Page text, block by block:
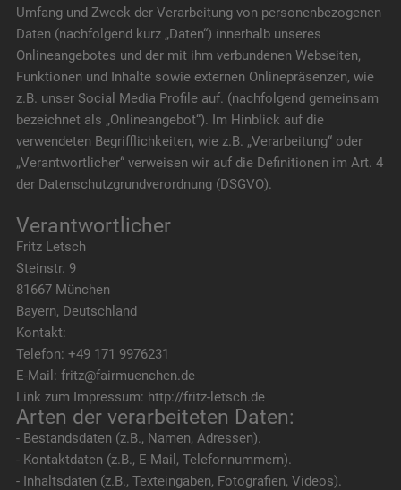
Umfang und Zweck der Verarbeitung von personenbezogenen
Daten (nachfolgend kurz „Daten“) innerhalb unseres
Onlineangebotes und der mit ihm verbundenen Webseiten,
Funktionen und Inhalte sowie externen Onlinepräsenzen, wie
z.B. unser Social Media Profile auf. (nachfolgend gemeinsam
bezeichnet als „Onlineangebot“). Im Hinblick auf die
verwendeten Begrifflichkeiten, wie z.B. „Verarbeitung“ oder
„Verantwortlicher“ verweisen wir auf die Definitionen im Art. 4
der Datenschutzgrundverordnung (DSGVO).
Verantwortlicher
Fritz Letsch
Steinstr. 9
81667 München
Bayern, Deutschland
Kontakt:
Telefon: +49 171 9976231
E-Mail: fritz@fairmuenchen.de
Link zum Impressum: http://fritz-letsch.de
Arten der verarbeiteten Daten:
- Bestandsdaten (z.B., Namen, Adressen).
- Kontaktdaten (z.B., E-Mail, Telefonnummern).
- Inhaltsdaten (z.B., Texteingaben, Fotografien, Videos).